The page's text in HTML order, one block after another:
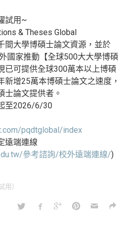
試用~
& Theses Global
間大學博碩士論文資源，並於
國家推動【全球500大大學博碩
已可提供全球300萬本以上博碩
新增25萬本博碩士論文之速度，
士論文提供者。
至2026/6/30
pqdtglobal/index
遠端連線
參考諮詢/校外遠端連線/)
用）